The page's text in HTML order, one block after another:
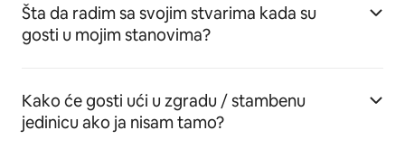
Šta da radim sa svojim stvarima kada su
gosti u mojim stanovima?
Kako će gosti ući u zgradu / stambenu
jedinicu ako ja nisam tamo?